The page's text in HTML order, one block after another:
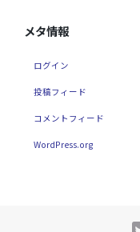
メタ情報
ログイン
投稿フィード
コメントフィード
WordPress.org